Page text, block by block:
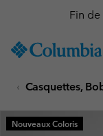
TO
SKIP
MAIN
NAV
Fin de
Casquettes,
Nouveaux Coloris